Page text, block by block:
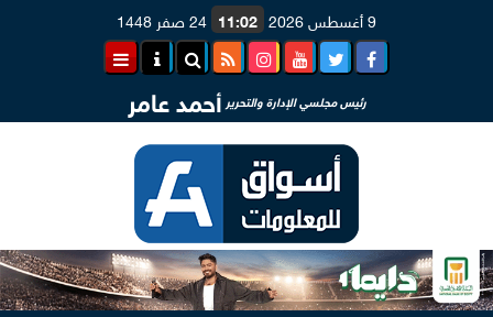
9 أغسطس 2026 11:02 24 صفر 1448
رئيس مجلسي الإدارة والتحرير أحمد عامر